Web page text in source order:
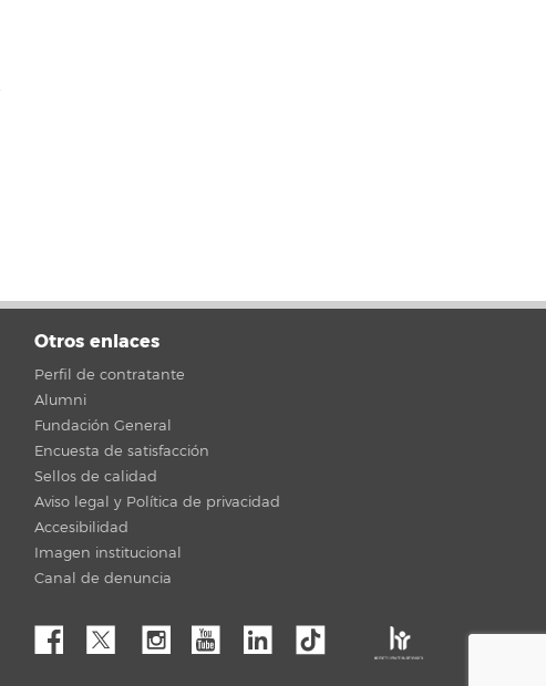
Otros enlaces
Perfil de contratante
Alumni
Fundación General
Encuesta de satisfacción
Sellos de calidad
Aviso legal y Política de privacidad
Accesibilidad
Imagen institucional
Canal de denuncia